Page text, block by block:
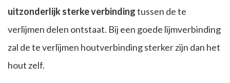
uitzonderlijk sterke verbindingtussen de te
verlijmen delen ontstaat. Bij een goede lijmverbinding
zal de te verlijmen houtverbinding sterker zijn dan het
hout zelf.